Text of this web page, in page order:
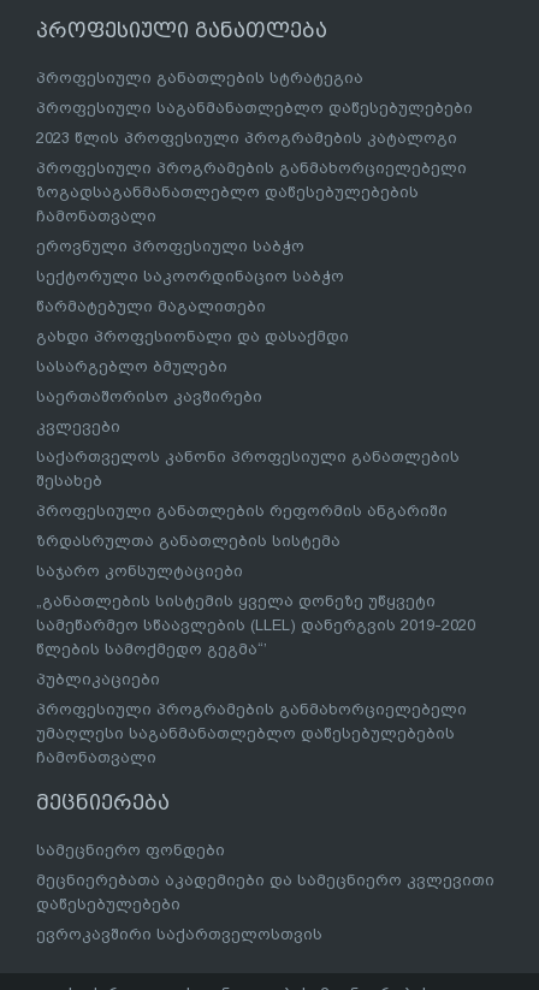
პროფესიული განათლება
პროფესიული განათლების სტრატეგია
პროფესიული საგანმანათლებლო დაწესებულებები
2023 წლის პროფესიული პროგრამების კატალოგი
პროფესიული პროგრამების განმახორციელებელი
ზოგადსაგანმანათლებლო დაწესებულებების
ჩამონათვალი
ეროვნული პროფესიული საბჭო
სექტორული საკოორდინაციო საბჭო
წარმატებული მაგალითები
გახდი პროფესიონალი და დასაქმდი
სასარგებლო ბმულები
საერთაშორისო კავშირები
კვლევები
საქართველოს კანონი პროფესიული განათლების
შესახებ
პროფესიული განათლების რეფორმის ანგარიში
ზრდასრულთა განათლების სისტემა
საჯარო კონსულტაციები
„განათლების სისტემის ყველა დონეზე უწყვეტი
სამეწარმეო სწაავლების (LLEL) დანერგვის 2019-2020
წლების სამოქმედო გეგმა“’
პუბლიკაციები
პროფესიული პროგრამების განმახორციელებელი
უმაღლესი საგანმანათლებლო დაწესებულებების
ჩამონათვალი
მეცნიერება
სამეცნიერო ფონდები
მეცნიერებათა აკადემიები და სამეცნიერო კვლევითი
დაწესებულებები
ევროკავშირი საქართველოსთვის